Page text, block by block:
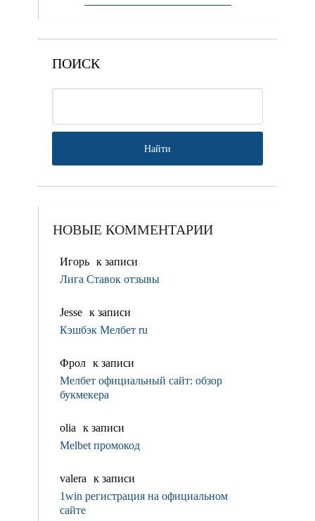
ПОИСК
НОВЫЕ КОММЕНТАРИИ
Игорь к записи
Лига Ставок отзывы
Jesse к записи
Кэшбэк Мелбет ru
Фрол к записи
Мелбет официальный сайт: обзор
букмекера
olia
к записи
Melbet промокод
valerа
к записи
1win регистрация на официальном
сайте